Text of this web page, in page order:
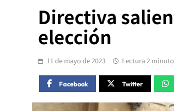
Directiva
elección
11 de mayo de 2023 Lectura 2
Facebook Twitter